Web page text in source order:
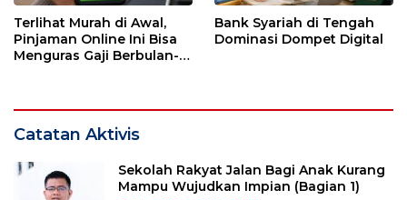
Terlihat Murah di Awal,
Pinjaman Online Ini Bisa
Menguras Gaji Berbulan-
Bank Syariah di Tengah
Dominasi Dompet Digital
Catatan Aktivis
Sekolah Rakyat Jalan Bagi Anak Kurang
Mampu Wujudkan Impian (Bagian 1)